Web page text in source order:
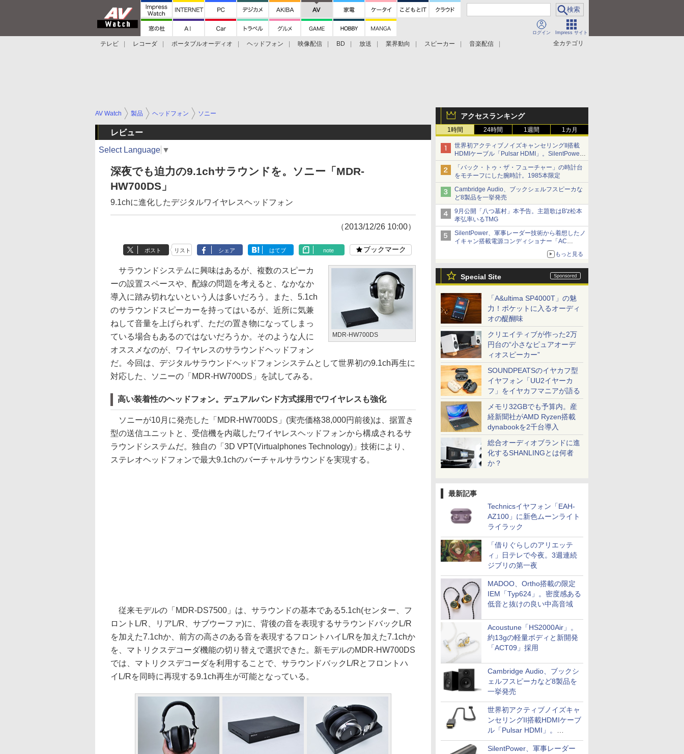
ログイン Impress サイト
全カテゴリ
テレビ レコーダ ポータブルオーディオ ヘッドフォン 映像配信 BD 放送 業界動向 スピーカー
音楽配信
アクセスランキング
1時間 24時間 1週間 1カ月
世界初アクティブノイズキャンセリングII搭載
HDMIケーブル「Pulsar HDMI」。SilentPower
から
「バック・トゥ・ザ・フューチャー」の時計台
をモチーフにした腕時計。1985本限定
Cambridge Audio、ブックシェルフスピーカな
ど8製品を一挙発売
9月公開「八つ墓村」本予告。主題歌はB'z松本
孝弘率いるTMG
SilentPower、軍事レーダー技術から着想したノ
イキャン搭載電源コンディショナー「AC
もっと見る
Special Site
「A&ultima SP4000T」の魅
力！ポケットに入るオーディ
オの醍醐味
クリエイティブが作った2万
円台の“小さなピュアオーデ
ィオスピーカー”
SOUNDPEATSのイヤカフ型
イヤフォン「UU2イヤーカ
フ」をイヤカフマニアが語る
メモリ32GBでも予算内。産
経新聞社がAMD Ryzen搭載
dynabookを2千台導入
総合オーディオブランドに進
化するSHANLINGとは何者
か？
最新記事
Technicsイヤフォン「EAH-
AZ100」に新色ムーンライト
ライラック
「借りぐらしのアリエッテ
ィ」日テレで今夜。3週連続
ジブリの第一夜
MADOO、Ortho搭載の限定
IEM「Typ624」。密度感ある
低音と抜けの良い中高音域
Acoustune「HS2000Air」。
約13gの軽量ボディと新開発
「ACT09」採用
Cambridge Audio、ブックシ
ェルフスピーカなど8製品を
一挙発売
世界初アクティブノイズキャ
ンセリングII搭載HDMIケーブ
ル「Pulsar HDMI」。
SilentPowerから
SilentPower、軍事レーダー
AV Watch 製品 ヘッドフォン ソニー
レビュー
Select Language ▼
深夜でも迫力の9.1chサラウンドを。ソニー「MDR-
HW700DS」
9.1chに進化したデジタルワイヤレスヘッドフォン
（2013/12/26 10:00）
ポスト リスト シェア はてブ note ブックマーク
MDR-HW700DS
サラウンドシステムに興味はあるが、複数のスピーカ
ーの設置スペースや、配線の問題を考えると、なかなか
導入に踏み切れないという人は多いだろう。また、5.1ch
のサラウンドスピーカーを持ってはいるが、近所に気兼
ねして音量を上げられず、ただの置き物になってしまっ
ている場合もあるのではないだろうか。そのような人に
オススメなのが、ワイヤレスのサラウンドヘッドフォン
だ。今回は、デジタルサラウンドヘッドフォンシステムとして世界初の9.1ch再生に
対応した、ソニーの「MDR-HW700DS」を試してみる。
高い装着性のヘッドフォン。デュアルバンド方式採用でワイヤレスも強化
ソニーが10月に発売した「MDR-HW700DS」(実売価格38,000円前後)は、据置き
型の送信ユニットと、受信機を内蔵したワイヤレスヘッドフォンから構成されるサ
ラウンドシステムだ。独自の「3D VPT(Virtualphones Technology)」技術により、
ステレオヘッドフォンで最大9.1chのバーチャルサラウンドを実現する。
従来モデルの「MDR-DS7500」は、サラウンドの基本である5.1ch(センター、フ
ロントL/R、リアL/R、サブウーファ)に、背後の音を表現するサラウンドバックL/R
を加えた7.1chか、前方の高さのある音を表現するフロントハイL/Rを加えた7.1chか
を、マトリクスデコーダ機能の切り替えで選択できた。新モデルのMDR-HW700DS
では、マトリクスデコーダを利用することで、サラウンドバックL/Rとフロントハ
イL/Rを同時に再現する9.1ch再生が可能となっている。